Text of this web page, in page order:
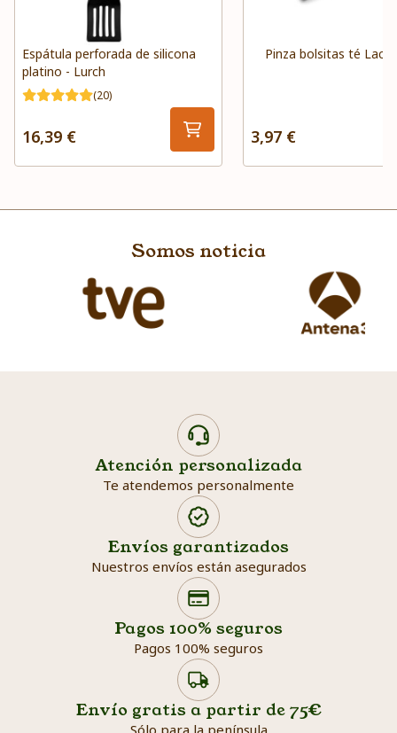
Espátula perforada de silicona
platino - Lurch
(20)
16,39 €
Pinza bolsitas té Lacor
3,97 €
Somos noticia
Atención personalizada
Te atendemos personalmente
Envíos garantizados
Nuestros envíos están asegurados
Pagos 100% seguros
Pagos 100% seguros
Envío gratis a partir de 75€
Sólo para la península
Search products